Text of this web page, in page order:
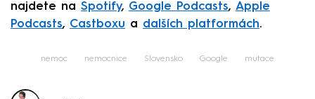
najdete na Spotify, Google Podcasts, Apple
Podcasts, Castboxu a dalších platformách.
nemoc nemocnice Slovensko Google mutace